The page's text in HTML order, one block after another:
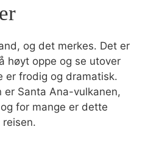
og det merkes. Det er
høyt oppe og se utover
er frodig og dramatisk.
er Santa Ana-vulkanen,
for mange er dette